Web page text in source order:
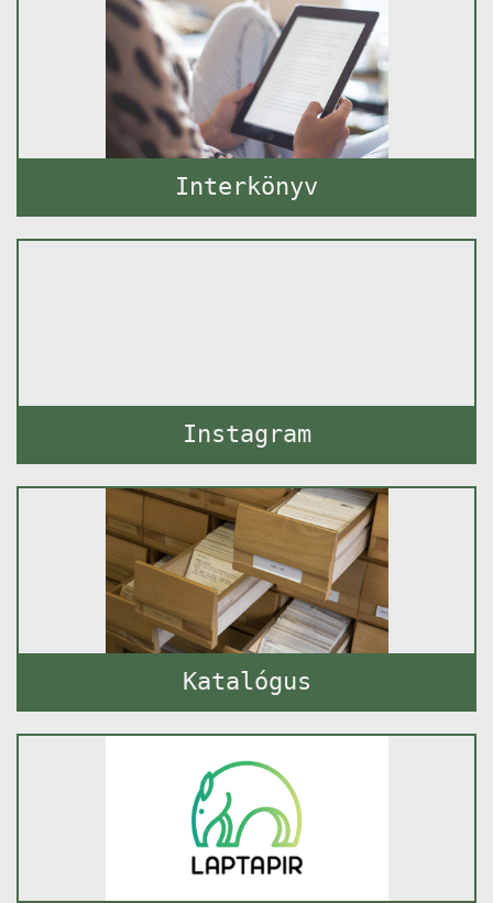
Interkönyv
Instagram
Katalógus